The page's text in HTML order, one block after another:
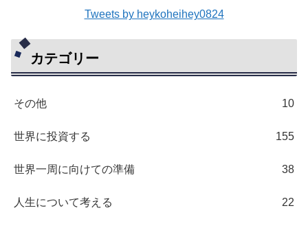
Tweets by heykoheihey0824
カテゴリー
その他 10
世界に投資する 155
世界一周に向けての準備 38
人生について考える 22